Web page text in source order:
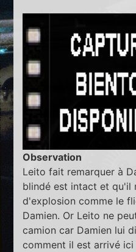
Observation
Leito fait remarquer à
blindé est intact et qu'il
d'explosion comme le
Damien. Or Leito ne
camion car Damien lui
comment il est arrivé ici